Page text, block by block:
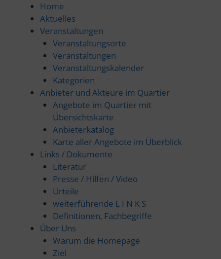
Home
Aktuelles
Veranstaltungen
Veranstaltungsorte
Veranstaltungen
Veranstaltungskalender
Kategorien
Anbieter und Akteure im Quartier
Angebote im Quartier mit
Übersichtskarte
Anbieterkatalog
Karte aller Angebote im Überblick
Links / Dokumente
Literatur
Presse / Hilfen / Video
Urteile
weiterführende L I N K S
Definitionen, Fachbegriffe
Über Uns
Warum die Homepage
Ziel